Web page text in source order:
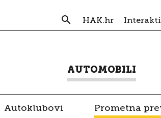
HAK.hr
AUTOMOBILI
Autoklubovi Prometna